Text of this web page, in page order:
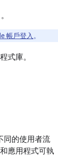
帳戶登入 。
式庫。
同的使用者流
應用程式可執